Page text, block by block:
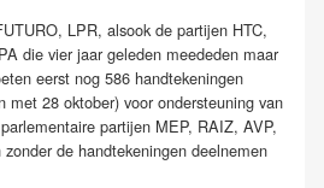
LPR, alsook de partijen HTC,
die vier jaar geleden meededen maar
eerst nog 586 handtekeningen
met 28 oktober) voor ondersteuning van
partijen MEP, RAIZ, AVP,
de handtekeningen deelnemen